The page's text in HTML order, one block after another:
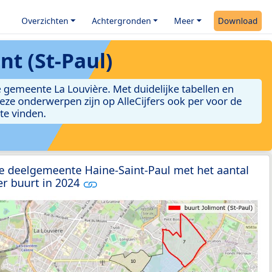
Overzichten Achtergronden Meer Download
(St-Paul)
La Louvière. Met duidelijke tabellen en
onderwerpen zijn op AlleCijfers ook per voor de
vinden.
deelgemeente Haine-Saint-Paul met het aantal
buurt in 2024